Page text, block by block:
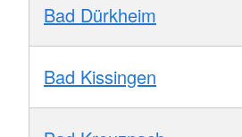
Bad Dürkheim
Bad Kissingen